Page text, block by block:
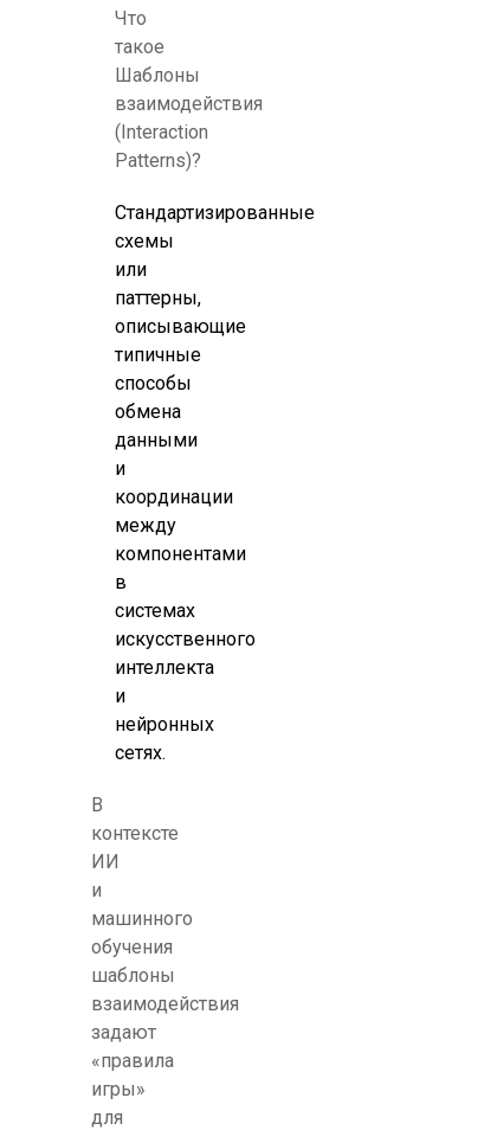
Что
такое
Шаблоны
взаимодействия
(Interaction
Patterns)?
Стандартизированные
схемы
или
паттерны,
описывающие
типичные
способы
обмена
данными
и
координации
между
компонентами
в
системах
искусственного
интеллекта
и
нейронных
сетях.
В
контексте
ИИ
и
машинного
обучения
шаблоны
взаимодействия
задают
«правила
игры»
для